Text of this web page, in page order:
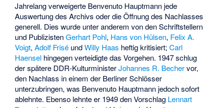
Jahrelang verweigerte Benvenuto Hauptmann jede
Auswertung des Archivs oder die Öffnung des Nachlasses
generell. Dies wurde unter anderem von den Schriftstellern
und PublizistenGerhart Pohl, Hans von Hülsen, Felix A.
Voigt,Adolf Frisé undWilly Haas heftig kritisiert;Carl
Haensel hingegen verteidigte das Vorgehen. 1947 schlug
der spätere DDR-KulturministerJohannes R. Bechervor,
den Nachlass in einem der Berliner Schlösser
unterzubringen, was Benvenuto Hauptmann jedoch sofort
ablehnte. Ebenso lehnte er 1949 den Vorschlag Lennart